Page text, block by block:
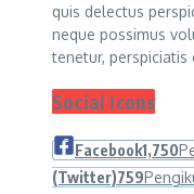
quis delectus
neque possimus
tenetur, perspiciatis
Social Icons
Facebook1,750
(Twitter)759